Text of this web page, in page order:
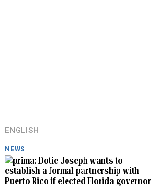
ENGLISH
NEWS
Dotie Joseph wants to
establish a formal partnership with
Puerto Rico if elected Florida governor